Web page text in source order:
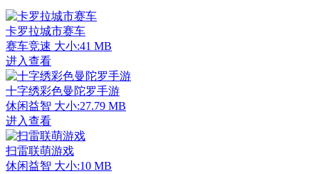
卡罗拉城市赛车
赛车竞速 大小:41 MB
进入查看
十字绣彩色曼陀罗手游
休闲益智 大小:27.79 MB
进入查看
扫雷联萌游戏
休闲益智 大小:10 MB